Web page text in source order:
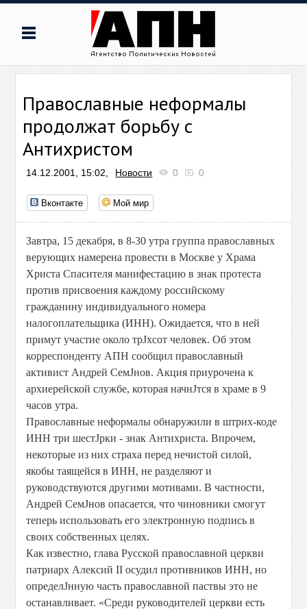
Православные неформалы
продолжат борьбу с
Антихристом
14.12.2001, 15:02, Новости 0 0
Вконтакте Мой мир
Завтра, 15 декабря, в 8-30 утра группа православных
верующих намерена провести в Москве у Храма
Христа Спасителя манифестацию в знак протеста
против присвоения каждому российскому
гражданину индивидуального номера
налогоплательщика (ИНН). Ожидается, что в ней
примут участие около трЈхсот человек. Об этом
корреспонденту АПН сообщил православный
активист Андрей СемЈнов. Акция приурочена к
архиерейской службе, которая начнЈтся в храме в 9
часов утра.
Православные неформалы обнаружили в штрих-коде
ИНН три шестЈрки - знак Антихриста. Впрочем,
некоторые из них страха перед нечистой силой,
якобы таящейся в ИНН, не разделяют и
руководствуются другими мотивами. В частности,
Андрей СемЈнов опасается, что чиновники смогут
теперь использовать его электронную подпись в
своих собственных целях.
Как известно, глава Русской православной церкви
патриарх Алексий II осудил противников ИНН, но
определЈнную часть православной паствы это не
останавливает. «Среди руководителей церкви есть